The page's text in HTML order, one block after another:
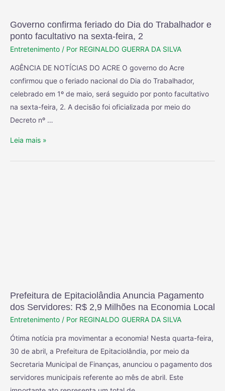
Governo confirma feriado do Dia do Trabalhador e
ponto facultativo na sexta-feira, 2
Entretenimento / Por REGINALDO GUERRA DA SILVA
AGÊNCIA DE NOTÍCIAS DO ACRE O governo do Acre
confirmou que o feriado nacional do Dia do Trabalhador,
celebrado em 1º de maio, será seguido por ponto facultativo
na sexta-feira, 2. A decisão foi oficializada por meio do
Decreto nº …
Leia mais »
Prefeitura de Epitaciolândia Anuncia Pagamento
dos Servidores: R$ 2,9 Milhões na Economia Local
Entretenimento / Por REGINALDO GUERRA DA SILVA
Ótima notícia pra movimentar a economia! Nesta quarta-feira,
30 de abril, a Prefeitura de Epitaciolândia, por meio da
Secretaria Municipal de Finanças, anunciou o pagamento dos
servidores municipais referente ao mês de abril. Este